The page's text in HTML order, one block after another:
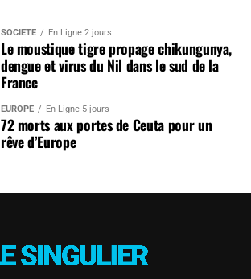
SOCIÉTÉ En Ligne 2 jours
Le moustique tigre propage chikungunya,
dengue et virus du Nil dans le sud de la
France
EUROPE En Ligne 5 jours
72 morts aux portes de Ceuta pour un
rêve d’Europe